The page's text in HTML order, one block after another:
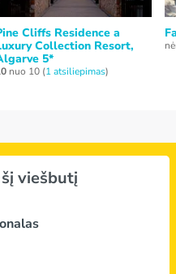
Cliffs Residence a
Collection Resort,
5*
nuo 10 (1 atsiliepimas)
viešbutį